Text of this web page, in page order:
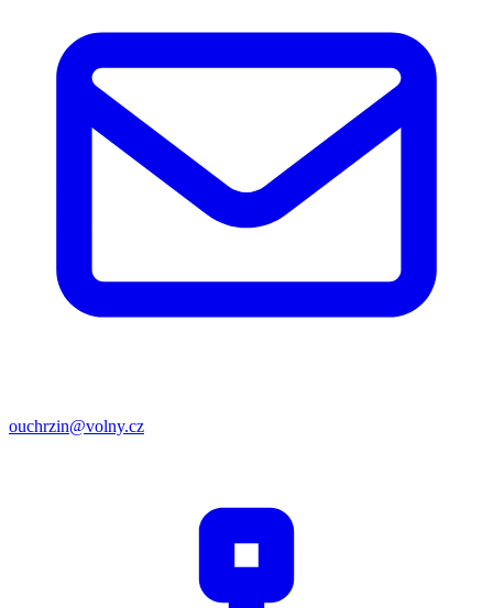
ouchrzin@volny.cz